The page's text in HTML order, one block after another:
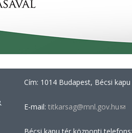
Cím: 1014 Budapest, Bécsi
E-mail: titkarsag@mnl.gov.hu(link
e-
Bécsi kapu tér központi